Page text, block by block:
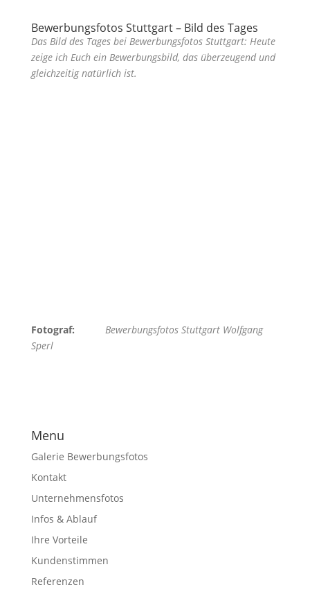
Bewerbungsfotos Stuttgart – Bild des Tages
Das Bild des Tages bei Bewerbungsfotos Stuttgart: Heute
zeige ich Euch ein Bewerbungsbild, das überzeugend und
gleichzeitig natürlich ist.
Fotograf:
Bewerbungsfotos Stuttgart Wolfgang
Sperl
Menu
Galerie Bewerbungsfotos
Kontakt
Unternehmensfotos
Infos & Ablauf
Ihre Vorteile
Kundenstimmen
Referenzen